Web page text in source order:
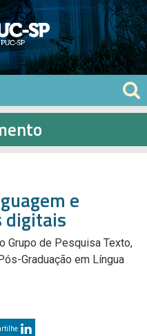
e
digitais
Grupo de Pesquisa Texto,
Graduação em Língua